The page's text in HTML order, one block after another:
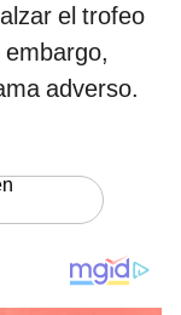
el trofeo
adverso.